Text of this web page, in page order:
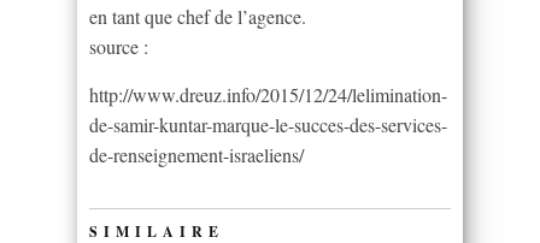
en tant que chef de l’agence.
source :
http://www.dreuz.info/2015/12/24/lelimination-
de-samir-kuntar-marque-le-succes-des-services-
de-renseignement-israeliens/
SIMILAIRE